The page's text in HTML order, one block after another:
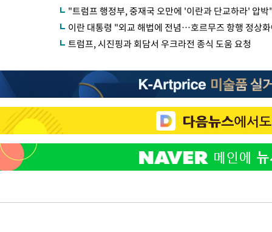
"트럼프 행정부, 중재국 오만에 '이란과 단교하라' 압
이란 대통령 "외교 해법에 전념…호르무즈 항행 정상
트럼프, 시진핑과 회담서 우크라전 종식 도움 요청